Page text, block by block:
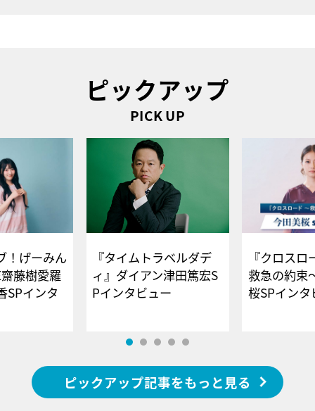
ピックアップ
PICK UP
！げーみん
藤樹愛羅
SPインタ
『タイムトラベルダデ
ィ』ダイアン津田篤宏S
Pインタビュー
『クロス
救急の約束
桜SPイ
ピックアップ記事をもっと見る